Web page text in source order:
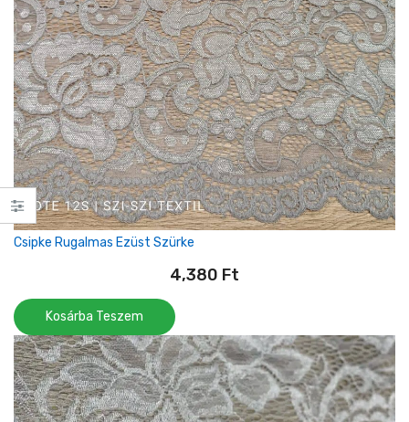
Csipke Rugalmas Ezüst Szürke
4,380 Ft
Kosárba Teszem